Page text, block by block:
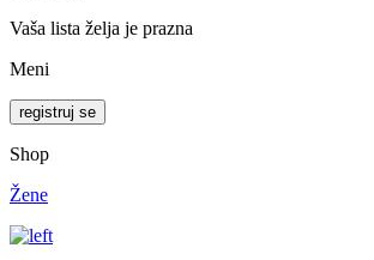
Vaša lista želja je prazna
Meni
registruj se
Shop
Žene